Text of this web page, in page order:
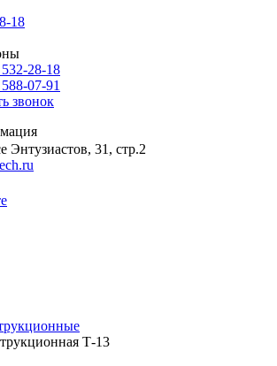
18
28-18
07-91
звонок
Энтузиастов, 31, стр.2
Т-13